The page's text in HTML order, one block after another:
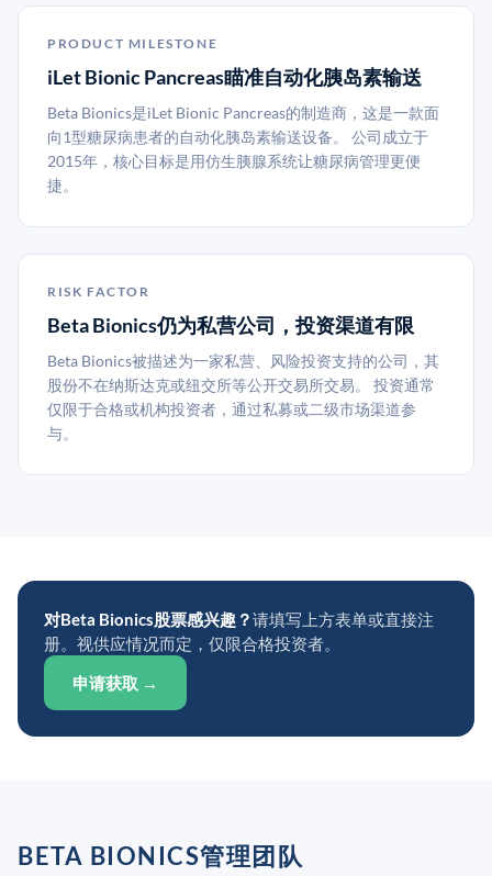
PRODUCT MILESTONE
iLet Bionic Pancreas瞄准自动化胰岛素输送
Beta Bionics是iLet Bionic Pancreas的制造商，这是一款面
向1型糖尿病患者的自动化胰岛素输送设备。 公司成立于
2015年，核心目标是用仿生胰腺系统让糖尿病管理更便
捷。
RISK FACTOR
Beta Bionics仍为私营公司，投资渠道有限
Beta Bionics被描述为一家私营、风险投资支持的公司，其
股份不在纳斯达克或纽交所等公开交易所交易。 投资通常
仅限于合格或机构投资者，通过私募或二级市场渠道参
与。
对Beta Bionics股票感兴趣？请填写上方表单或直接注
册。视供应情况而定，仅限合格投资者。
申请获取 →
BETA BIONICS管理团队